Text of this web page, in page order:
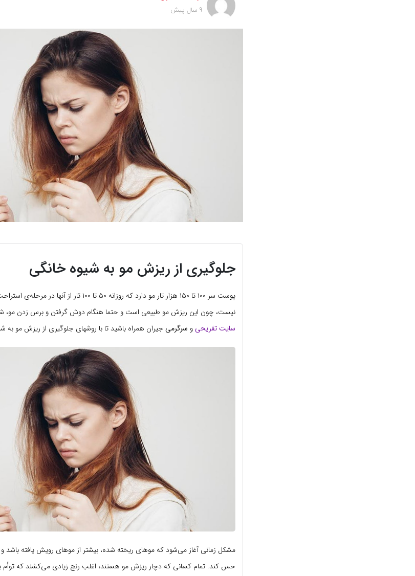
9 سال پیش
جلوگیری از ریزش مو به شیوه خانگی
پوست سر ۱۰۰ تا ۱۵۰ هزار تار مو دارد که روزانه ۵۰ تا
نیست، چون این ریزش مو طبیعی است و حتما هنگام دوش گرفتن و برس زدن مو،
سایت تفریحیو سرگرمی جیران همراه باشید تا با روشهای جلوگیری از ریزش مو به
مشکل زمانی آغاز می‌شود که موهای ریخته شده، بیشتر از موهای رویش یافته
حس کند. تمام کسانی که دچار ریزش مو هستند، اغلب رنج زیادی می‌کشند که